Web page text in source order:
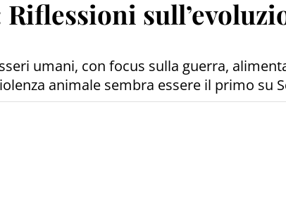
umani, con focus sulla guerra,
animale sembra essere il primo su